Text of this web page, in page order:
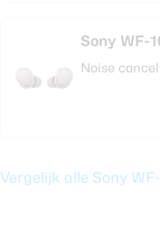
Sony WF-
Noise
Vergelijk alle Sony